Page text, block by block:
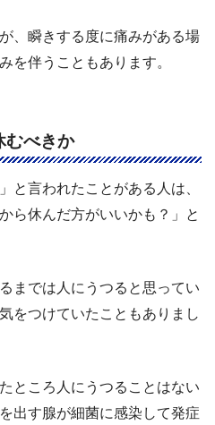
、瞬きする度に痛みがある場
を伴うこともあります。
むべきか
と言われたことがある人は、
ら休んだ方がいいかも？」と
までは人にうつると思ってい
をつけていたこともありまし
ところ人にうつることはない
出す腺が細菌に感染して発症